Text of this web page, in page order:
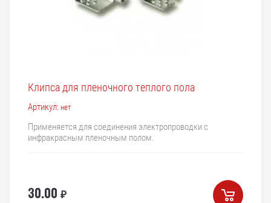
Клипса для пленочного теплого пола
Артикул: нет
Применяется для соединения электропроводки с
инфракрасным пленочным полом.
30.00 ₽